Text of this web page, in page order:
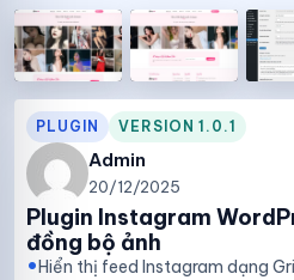
PLUGIN VERSION 1.0.1
Admin
20/12/2025
Plugin Instagram
đồng bộ ảnh
Hiển thị feed Instagram dạng